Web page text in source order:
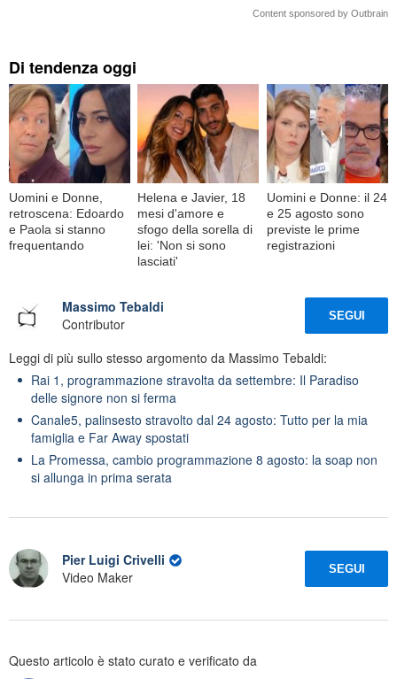
Content sponsored by Outbrain
Di tendenza oggi
Uomini e Donne,
retroscena: Edoardo
e Paola si stanno
frequentando
Helena e Javier, 18
mesi d'amore e
sfogo della sorella di
lei: 'Non si sono
lasciati'
Uomini e Donne: il 24
e 25 agosto sono
previste le prime
registrazioni
Massimo Tebaldi
Contributor
SEGUI
Leggi di più sullo stesso argomento da Massimo Tebaldi:
Rai 1, programmazione stravolta da settembre: Il Paradiso
delle signore non si ferma
Canale5, palinsesto stravolto dal 24 agosto: Tutto per la mia
famiglia e Far Away spostati
La Promessa, cambio programmazione 8 agosto: la soap non
si allunga in prima serata
Pier Luigi Crivelli
Video Maker
SEGUI
Questo articolo è stato curato e verificato da